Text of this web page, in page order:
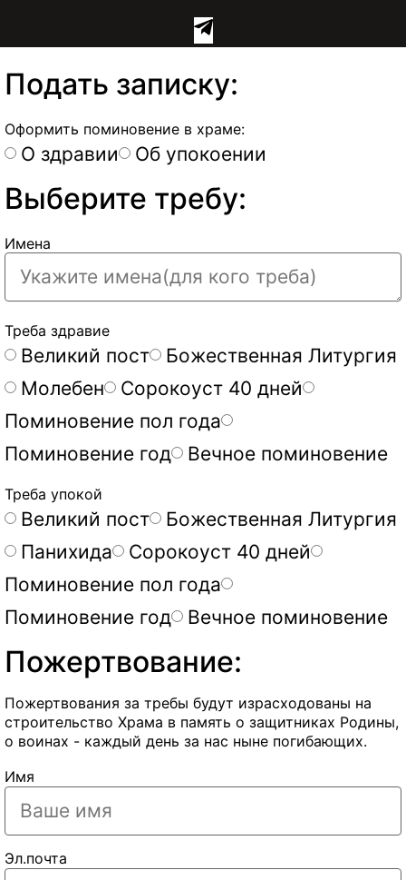
Подать записку:
Оформить поминовение в храме:
О здравии Об упокоении
Выберите требу:
Имена
Треба здравие
Великий пост
Божественная Литургия
Молебен
Сорокоуст 40 дней
Поминовение пол года
Поминовение год
Вечное поминовение
Треба упокой
Великий пост
Божественная Литургия
Панихида
Сорокоуст 40 дней
Поминовение пол года
Поминовение год
Вечное поминовение
Пожертвование:
Пожертвования за требы будут израсходованы на
строительство Храма в память о защитниках Родины,
о воинах - каждый день за нас ныне погибающих.
Имя
Эл.почта